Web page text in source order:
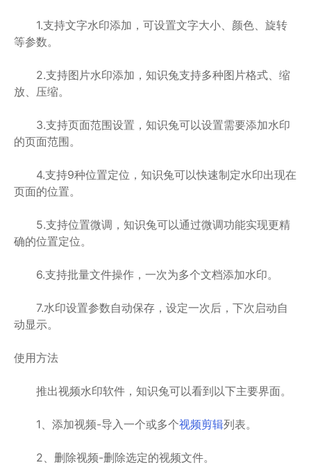
1.支持文字水印添加，可设置文字大小、颜色、旋转
等参数。
2.支持图片水印添加，知识兔支持多种图片格式、缩
放、压缩。
3.支持页面范围设置，知识兔可以设置需要添加水印
的页面范围。
4.支持9种位置定位，知识兔可以快速制定水印出现在
页面的位置。
5.支持位置微调，知识兔可以通过微调功能实现更精
确的位置定位。
6.支持批量文件操作，一次为多个文档添加水印。
7.水印设置参数自动保存，设定一次后，下次启动自
动显示。
使用方法
推出视频水印软件，知识兔可以看到以下主要界面。
1、添加视频-导入一个或多个视频剪辑列表。
2、删除视频-删除选定的视频文件。